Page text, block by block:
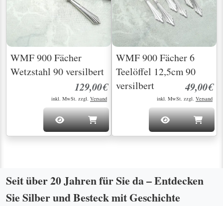
WMF 900 Fächer
Wetzstahl 90 versilbert
129,00€
inkl. MwSt. zzgl. Versand
WMF 900 Fächer 6
Teelöffel 12,5cm 90
versilbert
49,00€
inkl. MwSt. zzgl. Versand
Seit über 20 Jahren für Sie da – Entdecken
Sie Silber und Besteck mit Geschichte